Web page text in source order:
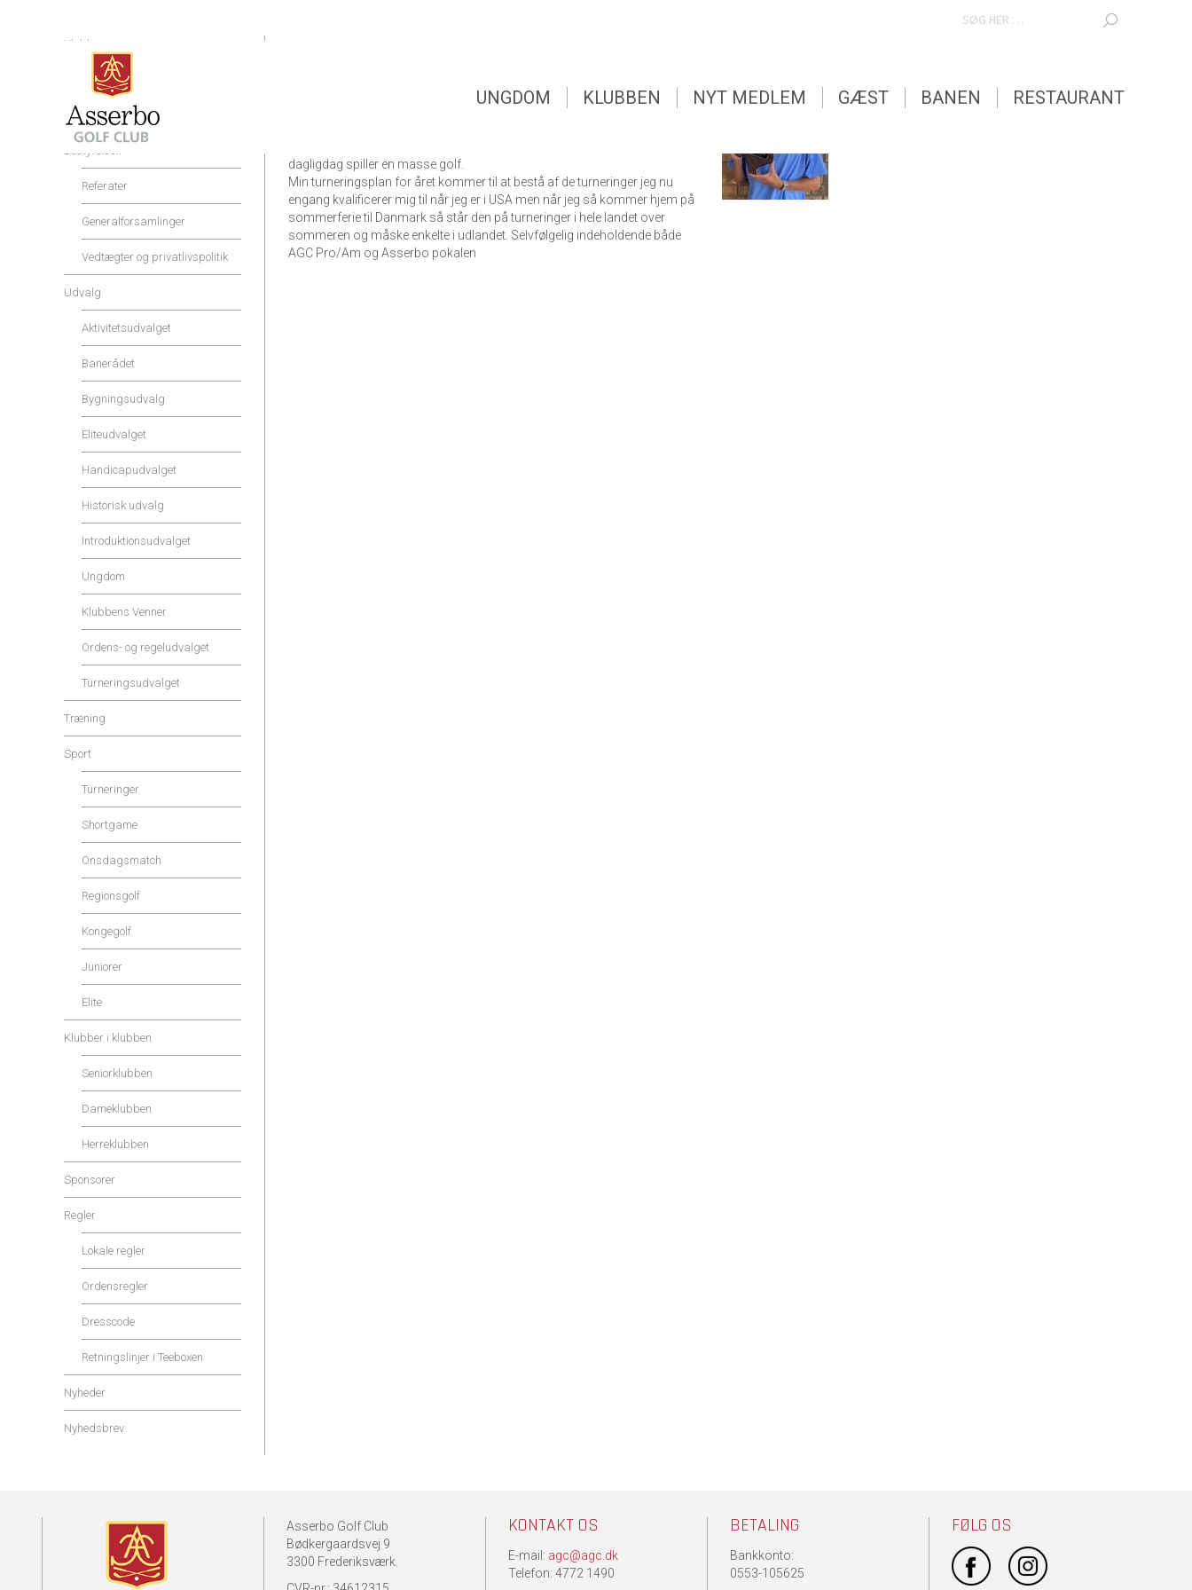
SEARCH:
UNGDOM KLUBBEN NYT MEDLEM GÆST BANEN RESTAURANT
med mine bedsteforældre på golfbanen. Siden da er det blevet til mange
timer og da jeg var 13 besluttede jeg mig for at blive seriøs med golfen og
dagligdag spiller en masse golf.
Min turneringsplan for året kommer til at bestå af de turneringer jeg nu
engang kvalificerer mig til når jeg er i USA men når jeg så kommer hjem på
sommerferie til Danmark så står den på turneringer i hele landet over
sommeren og måske enkelte i udlandet. Selvfølgelig indeholdende både
AGC Pro/Am og Asserbo pokalen
Klubben
Shop og Service
Priser og rabatter
Bestyrelsen
Referater
Generalforsamlinger
Vedtægter og privatlivspolitik
Udvalg
Aktivitetsudvalget
Banerådet
Bygningsudvalg
Eliteudvalget
Handicapudvalget
Historisk udvalg
Introduktionsudvalget
Ungdom
Klubbens Venner
Ordens- og regeludvalget
Turneringsudvalget
Træning
Sport
Turneringer
Shortgame
Onsdagsmatch
Regionsgolf
Kongegolf
Juniorer
Elite
Klubber i klubben
Seniorklubben
Dameklubben
Herreklubben
Sponsorer
Regler
Lokale regler
Ordensregler
Dresscode
Retningslinjer i Teeboxen
Nyheder
Nyhedsbrev
Asserbo Golf Club
Bødkergaardsvej 9
3300 Frederiksværk.
KONTAKT OS
E-mail: agc@agc.dk
Telefon: 4772 1490
BETALING
Bankkonto:
0553-105625
FØLG OS